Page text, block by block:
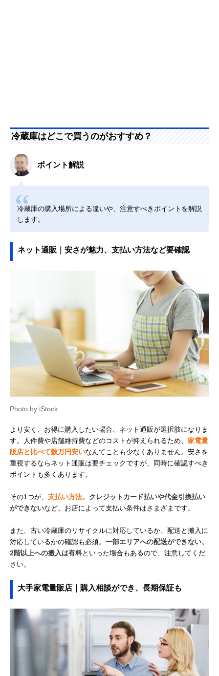
冷蔵庫はどこで買うのがおすすめ？
ポイント解説
冷蔵庫の購入場所による違いや、注意すべきポイントを解説
します。
ネット通販｜安さが魅力、支払い方法など要確認
Photo by iStock
より安く、お得に購入したい場合、ネット通販が選択肢になりま
す。人件費や店舗維持費などのコストが抑えられるため、 家電量
販店と比べて数万円安いなんてことも少なくありません。安さを
重視するならネット通販は要チェックですが、同時に確認すべき
ポイントも多くあります。
その1つが、 支払い方法。 クレジットカード払いや代金引換払い
ができないなど、お店によって支払い条件はさまざまです。
また、古い冷蔵庫のリサイクルに対応しているか、配送と搬入に
対応しているかの確認も必須。 一部エリアへの配送ができない、
2階以上への搬入は有料といった場合もあるので、注意してくだ
さい。
大手家電量販店｜購入相談ができ、長期保証も